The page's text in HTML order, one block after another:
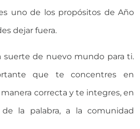
uno de los propósitos de Año
dejar fuera.
suerte de nuevo mundo para ti.
que te concentres en
correcta y te integres, en
la palabra, a la comunidad